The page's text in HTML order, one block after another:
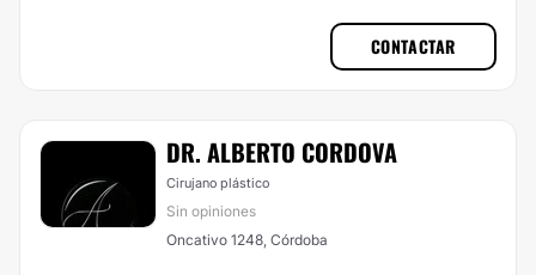
CONTACTAR
DR. ALBERTO CORDOVA
Cirujano plástico
Sin opiniones
Oncativo 1248, Córdoba